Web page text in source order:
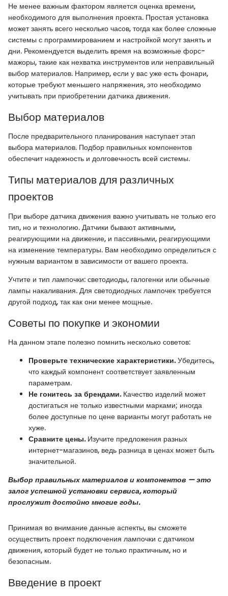
Не менее важным фактором является оценка времени,
необходимого для выполнения проекта. Простая установка
может занять всего несколько часов, тогда как более сложные
системы с программированием и настройкой могут занять и
дни. Рекомендуется выделить время на возможные форс-
мажоры, такие как нехватка инструментов или неправильный
выбор материалов. Например, если у вас уже есть фонари,
которые требуют меньшего напряжения, это необходимо
учитывать при приобретении датчика движения.
Выбор материалов
После предварительного планирования наступает этап
выбора материалов. Подбор правильных компонентов
обеспечит надежность и долговечность всей системы.
Типы материалов для различных
проектов
При выборе датчика движения важно учитывать не только его
тип, но и технологию. Датчики бывают активными,
реагирующими на движение, и пассивными, реагирующими
на изменение температуры. Вам необходимо определиться с
нужным вариантом в зависимости от вашего проекта.
Учтите и тип лампочки: светодиоды, галогенки или обычные
лампы накаливания. Для светодиодных лампочек требуется
другой подход, так как они менее мощные.
Советы по покупке и экономии
На данном этапе полезно помнить несколько советов:
Проверьте технические характеристики.Убедитесь,
что каждый компонент соответствует заявленным
параметрам.
Не гонитесь за брендами.Качество изделий может
достигаться не только известными марками; иногда
более доступные по цене варианты могут работать не
хуже.
Сравните цены.Изучите предложения разных
интернет-магазинов, ведь разница в ценах может быть
значительной.
Выбор правильных материалов и компонентов — это
залог успешной установки сервиса, который
прослужит достойно многие годы.
Принимая во внимание данные аспекты, вы сможете
осуществить проект подключения лампочки с датчиком
движения, который будет не только практичным, но и
безопасным.
Введение в проект